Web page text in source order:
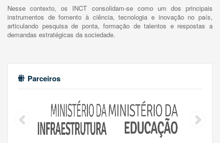
Nesse contexto, os INCT consolidam-se como um dos principais
instrumentos de fomento à ciência, tecnologia e inovação no país,
articulando pesquisa de ponta, formação de talentos e respostas a
demandas estratégicas da sociedade.
Parceiros